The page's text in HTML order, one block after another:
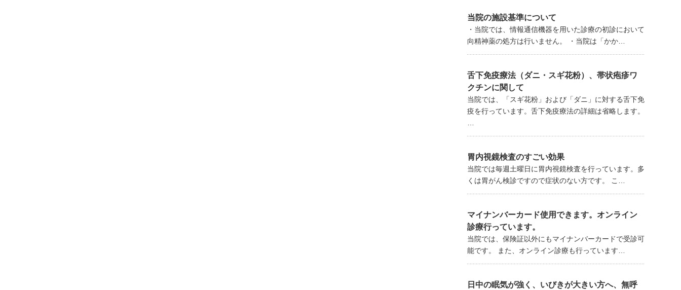
当院の施設基準について
・当院では、情報通信機器を用いた診療の初診において
向精神薬の処方は行いません。 ・当院は「かか…
舌下免疫療法（ダニ・スギ花粉）、帯状疱疹ワ
クチンに関して
当院では、「スギ花粉」および「ダニ」に対する舌下免
疫を行っています。舌下免疫療法の詳細は省略します。
胃内視鏡検査のすごい効果
当院では毎週土曜日に胃内視鏡検査を行っています。多
くは胃がん検診ですので症状のない方です。 こ…
マイナンバーカード使用できます。オンライン
診療行っています。
当院では、保険証以外にもマイナンバーカードで受診可
能です。 また、オンライン診療も行っています…
日中の眠気が強く、いびきが大きい方へ、無呼